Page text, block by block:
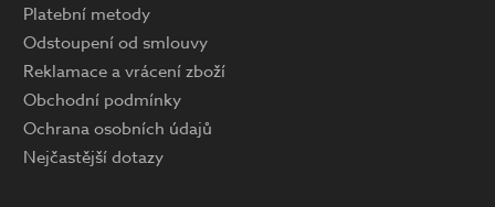
Platební metody
Odstoupení od smlouvy
Reklamace a vrácení zboží
Obchodní podmínky
Ochrana osobních údajů
Nejčastější dotazy